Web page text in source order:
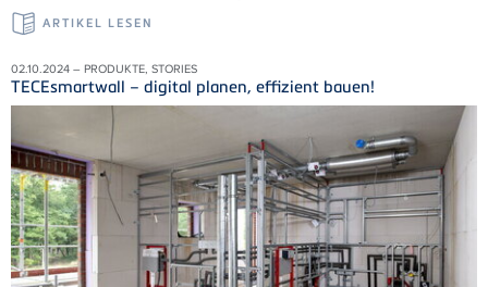
ARTIKEL LESEN
02.10.2024 – PRODUKTE, STORIES
TECEsmartwall – digital planen, effizient bauen!